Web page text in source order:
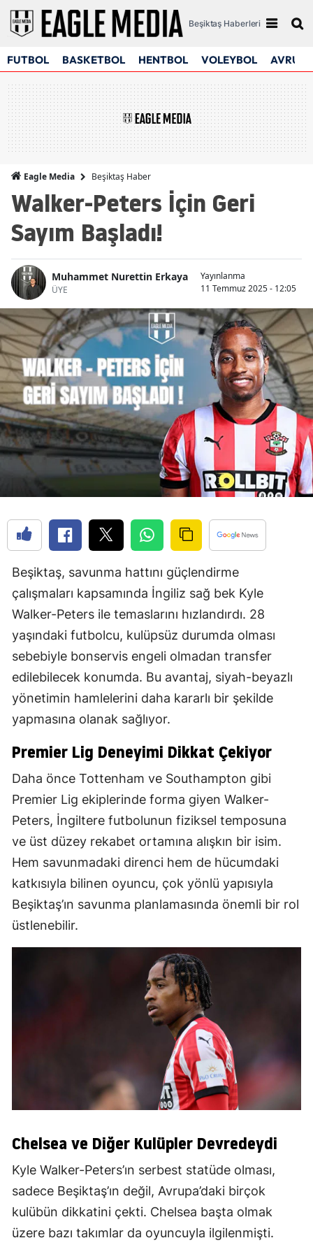
Beşiktaş Haberleri
FUTBOL BASKETBOL HENTBOL VOLEYBOL
Eagle Media Beşiktaş Haber
Walker-Peters İçin Geri
Sayım Başladı!
Muhammet Nurettin Erkaya
ÜYE
Yayınlanma
11 Temmuz 2025 - 12:05
Beşiktaş, savunma hattını güçlendirme
çalışmaları kapsamında İngiliz sağ bek Kyle
Walker-Peters ile temaslarını hızlandırdı. 28
yaşındaki futbolcu, kulüpsüz durumda olması
sebebiyle bonservis engeli olmadan transfer
edilebilecek konumda. Bu avantaj, siyah-beyazlı
yönetimin hamlelerini daha kararlı bir şekilde
yapmasına olanak sağlıyor.
Premier Lig Deneyimi Dikkat Çekiyor
Daha önce Tottenham ve Southampton gibi
Premier Lig ekiplerinde forma giyen Walker-
Peters, İngiltere futbolunun fiziksel temposuna
ve üst düzey rekabet ortamına alışkın bir isim.
Hem savunmadaki direnci hem de hücumdaki
katkısıyla bilinen oyuncu, çok yönlü yapısıyla
Beşiktaş’ın savunma planlamasında önemli bir rol
üstlenebilir.
Chelsea ve Diğer Kulüpler Devredeydi
Kyle Walker-Peters’ın serbest statüde olması,
sadece Beşiktaş’ın değil, Avrupa’daki birçok
kulübün dikkatini çekti. Chelsea başta olmak
üzere bazı takımlar da oyuncuyla ilgilenmişti.